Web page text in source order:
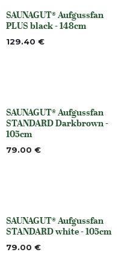
None
SAUNAGUT® Aufgussfan
PLUS black - 148cm
129.40 €
None
SAUNAGUT® Aufgussfan
STANDARD Darkbrown -
105cm
79.00 €
None
SAUNAGUT® Aufgussfan
STANDARD white - 105cm
79.00 €